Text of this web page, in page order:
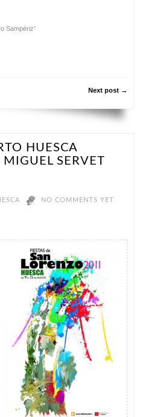
Sampériz’
Next post →
HUESCA
MIGUEL SERVET
NO COMMENTS YET